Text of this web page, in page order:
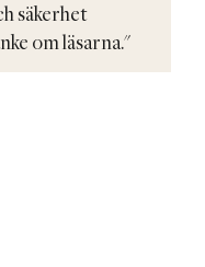
säkerhet
om läsarna."